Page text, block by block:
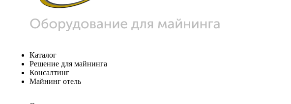
Каталог
Решение для майнинга
Консалтинг
Майнинг отель